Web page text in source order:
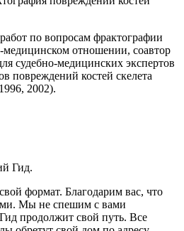
по вопросам фрактографии
медицинском отношении, соавтор
судебно-медицинских экспертов
повреждений костей скелета
2002).
Гид.
формат. Благодарим вас, что
Мы не спешим с вами
продолжит свой путь. Все